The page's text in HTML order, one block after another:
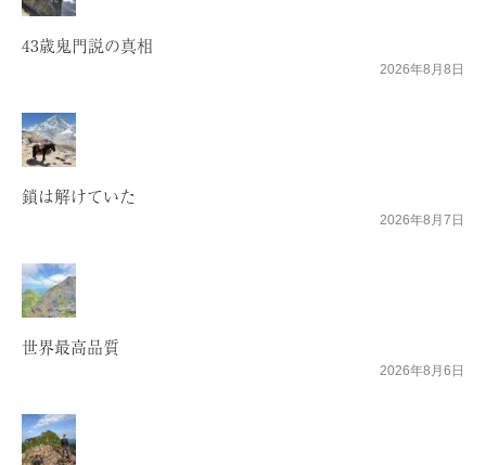
43歳鬼門説の真相
2026年8月8日
鎖は解けていた
2026年8月7日
世界最高品質
2026年8月6日